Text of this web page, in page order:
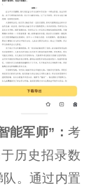
能军师” ：考
历史招录数
队。通过内置